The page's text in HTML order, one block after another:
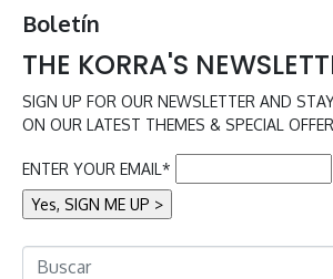
Boletín
THE KORRA'S
SIGN UP FOR OUR NEWSLETTER AND
ON OUR LATEST THEMES & SPECIAL
ENTER YOUR EMAIL*